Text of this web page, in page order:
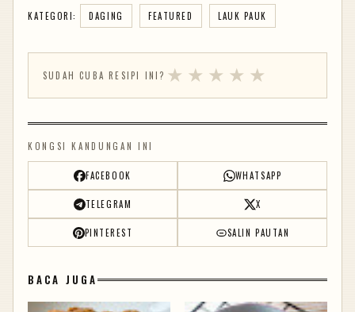
KATEGORI: DAGING FEATURED LAUK PAUK
SUDAH CUBA RESIPI INI? ★ ★ ★ ★ ★
KONGSI KANDUNGAN INI
FACEBOOK WHATSAPP
TELEGRAM X
PINTEREST SALIN PAUTAN
BACA JUGA